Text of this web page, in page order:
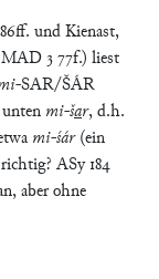
und Kienast,
3 77f.) liest
SAR/ŠÁR
mi-šar, d.h.
mi-śár(ein
ASy 184
aber ohne